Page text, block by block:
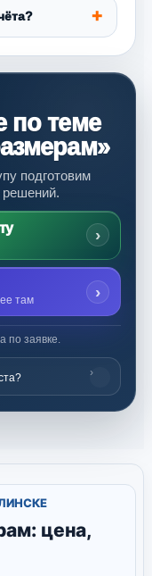
по теме
подготовим
решений.
›
там ›
по заявке.
›
цена,